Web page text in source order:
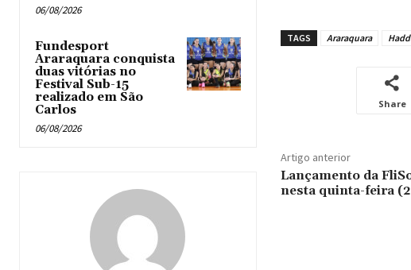
06/08/2026
Fundesport
Araraquara conquista
duas vitórias no
Festival Sub-15
realizado em São
Carlos
06/08/2026
TAGS Araraquara
Share
Artigo anterior
Lançamento da
nesta quinta-feira